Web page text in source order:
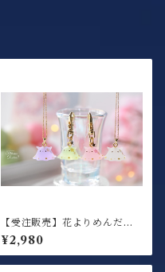
【受注販売】花よりめんだこ /
ネックレス or キーホルダー
¥2,980